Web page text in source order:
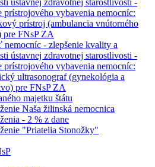
ústavnej zdravotnej starostlivosti -
prístrojového vybavenia nemocníc:
prístroj (ambulancia vnútorného
pre FNsP ZA
nemocníc - zlepšenie kvality a
ústavnej zdravotnej starostlivosti -
prístrojového vybavenia nemocníc:
ultrasonograf (gynekológia a
pre FNsP ZA
majetku štátu
Naša žilinská nemocnica
- 2 % z dane
"Priatelia Stonožky"